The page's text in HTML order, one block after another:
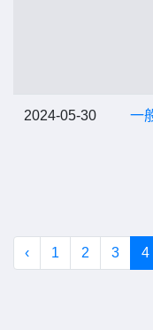
2024-05-30 一
‹ 1 2 3 4